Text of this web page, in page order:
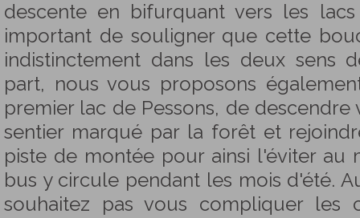
descente en bifurquant vers les
important de souligner que cette
indistinctement dans les deux sens
part, nous vous proposons
premier lac de Pessons, de
sentier marqué par la forêt et
piste de montée pour ainsi l'éviter au
bus y circule pendant les mois d'été.
souhaitez pas vous compliquer les